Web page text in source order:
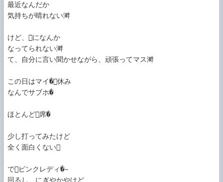
最近なんだか
気持ちが晴れない溿
けど、になんか
なってられない溿
て、自分に言い聞かせながら、頑張ってマス溿
この日はマイ�休み
なんでサブホ�
ほとんど席�
少し打ってみたけど
全く面白くない
でピンクレディ�~
回るし、にぎやかやけど